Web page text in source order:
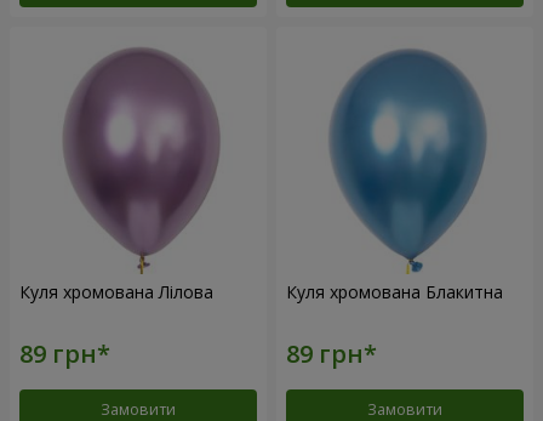
Куля хромована Лілова
Замовити
Куля хромована Блакитна
Замовити